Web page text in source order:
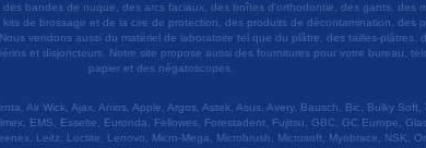
bandes de nuque, des arcs faciaux, des boîtes d'orthodontie, des gants, des
de brossage et de la cire de protection, des produits de décontamination, des
vendons aussi du matériel de laboratoire tel que du plâtre, des tailles-plâtres,
et disjoncteurs. Notre site propose aussi des fournitures pour votre bureau,
papier et des négatoscopes.
Air Wick, Ajax, Anios, Apple, Argos, Astek, Asus, Avery, Bausch, Bic, Bulky
EMS, Esselte, Euronda, Fellowes, Forestadent, Fujitsu, GBC, GC Europe,
Leitz, Loctite, Lenovo, Micro-Mega, Microbrush, Microsoft, Myobrace, NSK,